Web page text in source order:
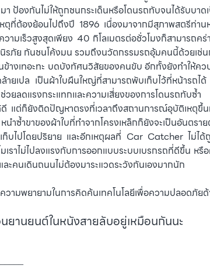
ป้องกันไม่ให้ถูกชนกระเด็นหรือโดนรถทับจนได้รับบาด
ที่ต้องย้อนไปถึงปี 1896 เนื่องมาจากมีสุภาพสตรีท่าน
เร็วสูงสุดเพียง 40 กิโลเมตรต่อชั่วโมงก็สามารถค
รภัย กันชนโค้งมน รวมถึงนวัตกรรมรถอุ้มคนนี้ด้วยเช่
งเทอะทะ บดบังทัศนวิสัยของคนขับ อีกทั้งยังทำให้ค
ล เป็นผ้าใบผืนใหญ่ที่สามารถพับเก็บไว้ที่หน้ารถได้
ลดแรงกระแทกและความเสี่ยงของการโดนรถทับซ้ำ
แต่ก็ยังติดปัญหาตรงที่เวลาถึงสถานการณ์อุบัติเหตุ
ซ้ำขาของผ้าใบที่ทำจากโครงเหล็กก็ยังจะเป็นอันตรา
ไปโดยปริยาย และอีกเหตุผลที่ Car Catcher ไม่ได้
ราไม่ไปลงแรงกับการออกแบบระบบเบรกรถที่ดีขึ้น หรื
คนเดินถนนไม่ต้องมาระแวดระวังกันเองมากนัก
ามพยายามในการคิดค้นเทคโนโลยีเพื่อความปลอด
นยานยนต์ในหนังสายลับอยู่เหมือนกันนะ